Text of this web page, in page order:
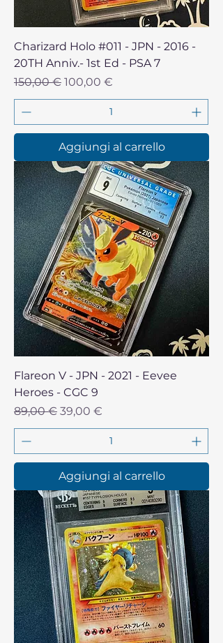
Charizard Holo #011 - JPN - 2016 -
20TH Anniv.- 1st Ed - PSA 7
Prezzo regolare
150,00 € Prezzo scontato
100,00 €
Aggiungi al carrello
Flareon V - JPN - 2021 - Eevee
Heroes - CGC 9
Prezzo regolare
89,00 € Prezzo scontato
39,00 €
Aggiungi al carrello